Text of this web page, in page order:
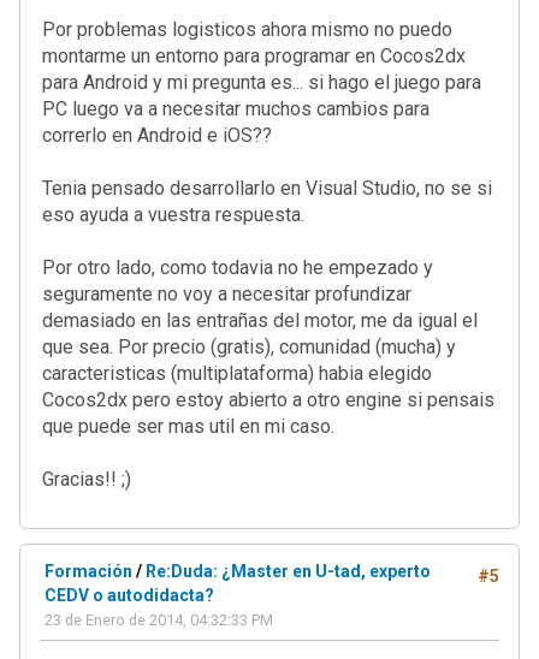
Por problemas logisticos ahora mismo no puedo
montarme un entorno para programar en Cocos2dx
para Android y mi pregunta es... si hago el juego para
PC luego va a necesitar muchos cambios para
correrlo en Android e iOS??
Tenia pensado desarrollarlo en Visual Studio, no se si
eso ayuda a vuestra respuesta.
Por otro lado, como todavia no he empezado y
seguramente no voy a necesitar profundizar
demasiado en las entrañas del motor, me da igual el
que sea. Por precio (gratis), comunidad (mucha) y
caracteristicas (multiplataforma) habia elegido
Cocos2dx pero estoy abierto a otro engine si pensais
que puede ser mas util en mi caso.
Gracias!! ;)
#5
Formación / Re:Duda: ¿Master en U-tad, experto
CEDV o autodidacta?
23 de Enero de 2014, 04:32:33 PM